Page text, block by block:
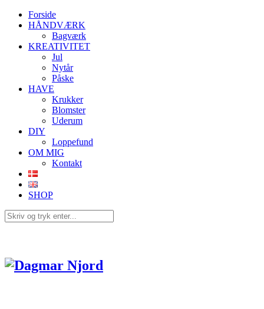
Forside
HÅNDVÆRK
Bagværk
KREATIVITET
Jul
Nytår
Påske
HAVE
Krukker
Blomster
Uderum
DIY
Loppefund
OM MIG
Kontakt
SHOP